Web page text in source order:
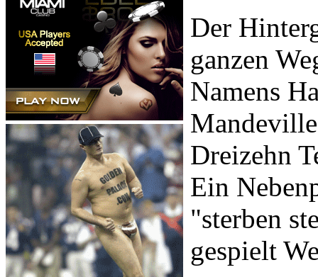
Der
ganzen
Namens
Dreizehn
Ein
"sterben
gespielt